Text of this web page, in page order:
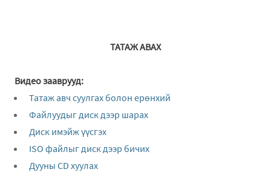
ТАТАЖ АВАХ
Видео зааврууд:
Татаж авч суулгах болон ерөнхий
Файлуудыг диск дээр шарах
Диск имэйж үүсгэх
ISO файлыг диск дээр бичих
Дууны CD хуулах